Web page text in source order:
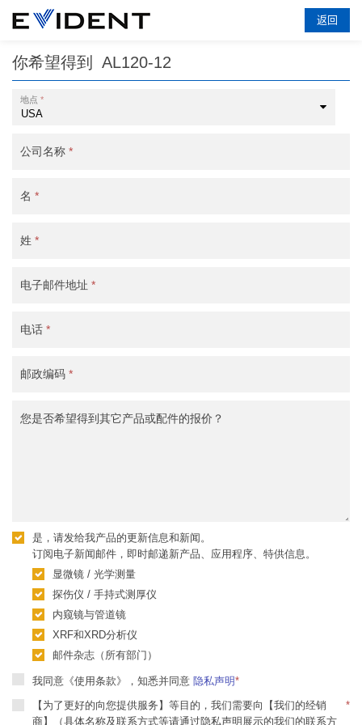
返回
你希望得到 AL120-12
地点 *
公司名称 *
名 *
姓 *
电子邮件地址 *
电话 *
邮政编码 *
您是否希望得到其它产品或配件的报价？
是，请发给我产品的更新信息和新闻。
订阅电子新闻邮件，即时邮递新产品、应用程序、特供信息。
显微镜 / 光学测量
探伤仪 / 手持式测厚仪
内窥镜与管道镜
XRF和XRD分析仪
邮件杂志（所有部门）
我同意《使用条款》，知悉并同意 隐私声明*
【为了更好的向您提供服务】等目的，我们需要向【我们的经销
商】（具体名称及联系方式等请通过隐私声明展示的我们的联系方
*